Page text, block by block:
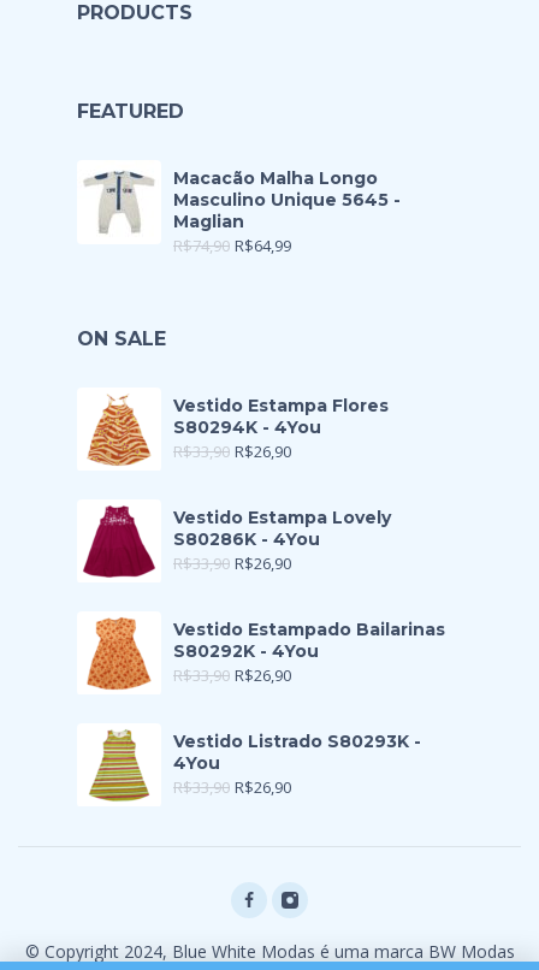
PRODUCTS
FEATURED
Macacão Malha Longo
Masculino Unique 5645 -
Maglian
R$74,90 R$64,99
ON SALE
Vestido Estampa Flores
S80294K - 4You
R$33,90 R$26,90
Vestido Estampa Lovely
S80286K - 4You
R$33,90 R$26,90
Vestido Estampado Bailarinas
S80292K - 4You
R$33,90 R$26,90
Vestido Listrado S80293K -
4You
R$33,90 R$26,90
© Copyright 2024, Blue White Modas é uma marca BW Modas